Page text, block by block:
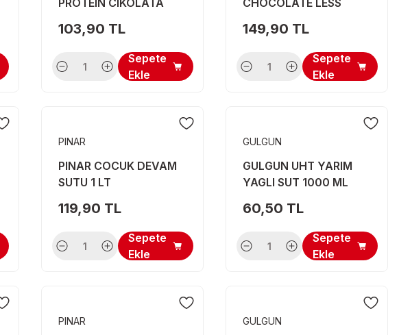
PROTEIN CIKOLATA
103,90 TL
Sepete
Ekle
CHOCOLATE LESS
149,90 TL
Sepete
Ekle
PINAR
PINAR COCUK DEVAM
SUTU 1 LT
119,90 TL
Sepete
Ekle
GULGUN
GULGUN UHT YARIM
YAGLI SUT 1000 ML
60,50 TL
Sepete
Ekle
PINAR GULGUN